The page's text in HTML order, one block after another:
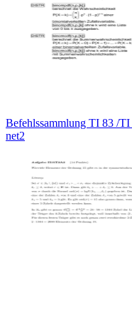
Befehlssammlung TI 83 /
net2